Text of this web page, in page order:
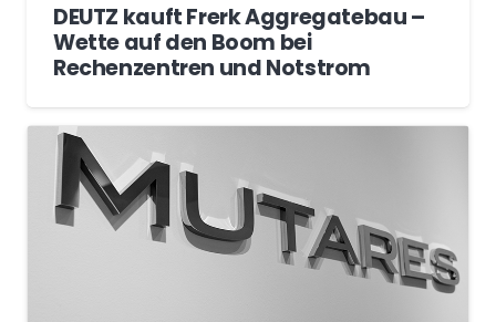
DEUTZ kauft Frerk Aggregatebau –
Wette auf den Boom bei
Rechenzentren und Notstrom